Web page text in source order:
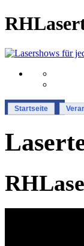
Startseite